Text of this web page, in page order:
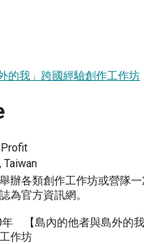
的我」跨國經驗創作工作坊
Taiwan
辦各類創作工作坊或營隊一
為官方資訊網。
年 【島內的他者與島外的
作坊